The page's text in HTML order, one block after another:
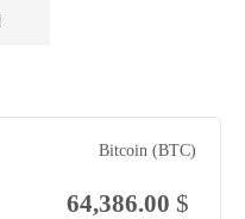
Bitcoin (BTC)
$
64,386.00